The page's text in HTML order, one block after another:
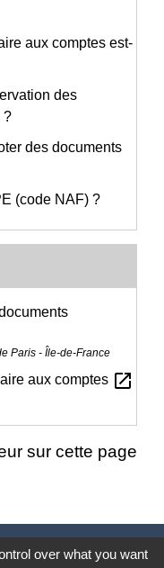
aux comptes est-
des
?
des documents
(code NAF) ?
Paris - Île-de-France
aux comptes open_in_new
sur cette page
over what you want